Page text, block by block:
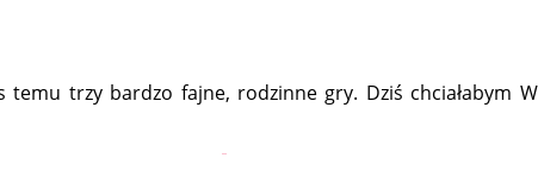
temu trzy bardzo fajne, rodzinne gry. Dziś chciałabym